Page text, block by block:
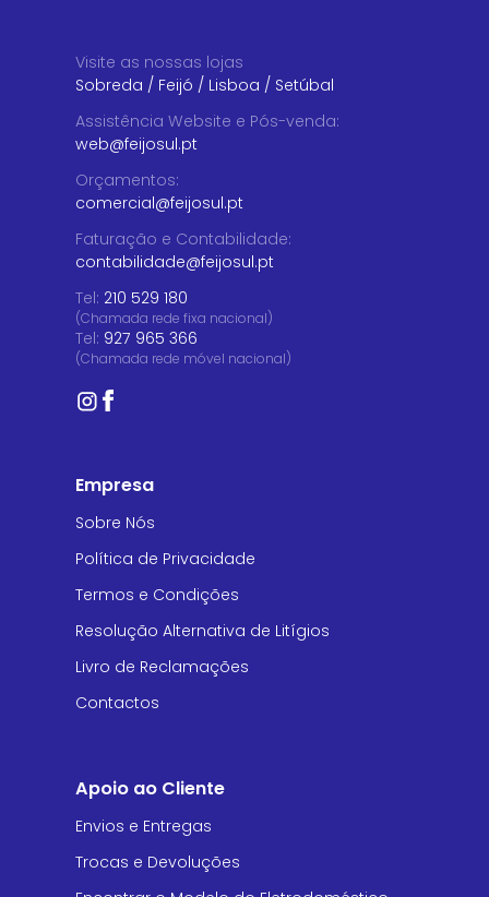
Visite as nossas lojas
Sobreda / Feijó / Lisboa / Setúbal
Assistência Website e Pós-venda:
web@feijosul.pt
Orçamentos:
comercial@feijosul.pt
Faturação e Contabilidade:
contabilidade@feijosul.pt
Tel: 210 529 180
(Chamada rede fixa nacional)
Tel: 927 965 366
(Chamada rede móvel nacional)
Empresa
Sobre Nós
Política de Privacidade
Termos e Condições
Resolução Alternativa de Litígios
Livro de Reclamações
Contactos
Apoio ao Cliente
Envios e Entregas
Trocas e Devoluções